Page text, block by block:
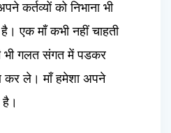
कर्तव्यों को निभाना भी
एक माँ कभी नहीं चाहती
भी गलत संगत में पडकर
कर ले। माँ हमेशा अपने
है।